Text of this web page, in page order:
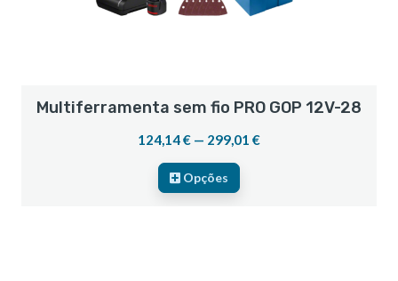
Multiferramenta sem fio PRO GOP 12V-28
124,14 € — 299,01 €
Opções